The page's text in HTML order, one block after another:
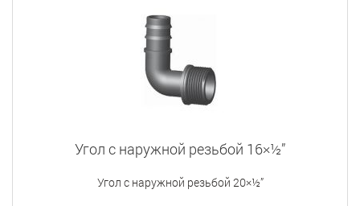
Угол с наружной резьбой 16×½”
Угол с наружной резьбой 20×½”